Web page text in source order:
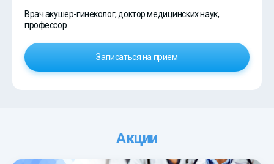
Врач акушер-гинеколог, доктор медицинских наук,
профессор
Записаться на прием
Акции